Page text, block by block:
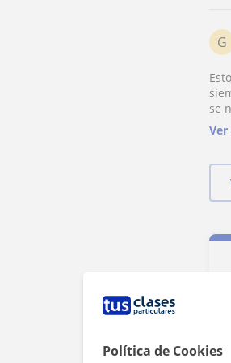
Política de Cookies
G
se
Ver